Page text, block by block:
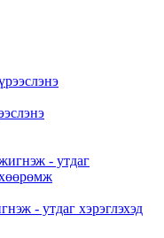
- утдаг хэрэглэхэд